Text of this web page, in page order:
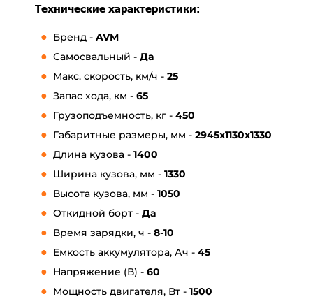
Технические характеристики:
Бренд - AVM
Самосвальный - Да
Макс. скорость, км/ч - 25
Запас хода, км - 65
Грузоподъемность, кг - 450
Габаритные размеры, мм - 2945x1130x1330
Длина кузова - 1400
Ширина кузова, мм - 1330
Высота кузова, мм - 1050
Откидной борт - Да
Время зарядки, ч - 8-10
Емкость аккумулятора, Ач - 45
Напряжение (В) - 60
Мощность двигателя, Вт - 1500